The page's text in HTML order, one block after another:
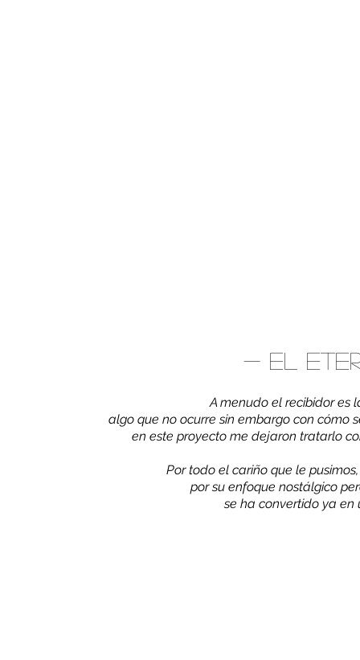
- EL
A menudo el recibidor es
algo que no ocurre sin embargo con cómo
en este proyecto me dejaron tratarlo
Por todo el cariño que le
por su enfoque nostálgico
se ha convertido ya en